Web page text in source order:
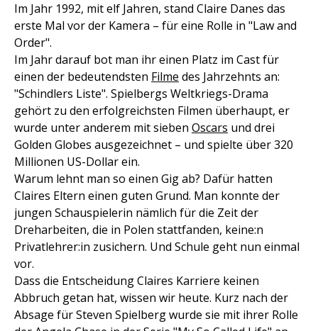
Im Jahr 1992, mit elf Jahren, stand Claire Danes das
erste Mal vor der Kamera – für eine Rolle in "Law and
Order".
Im Jahr darauf bot man ihr einen Platz im Cast für
einen der bedeutendsten Filme des Jahrzehnts an:
"Schindlers Liste". Spielbergs Weltkriegs-Drama
gehört zu den erfolgreichsten Filmen überhaupt, er
wurde unter anderem mit sieben Oscars und drei
Golden Globes ausgezeichnet – und spielte über 320
Millionen US-Dollar ein.
Warum lehnt man so einen Gig ab? Dafür hatten
Claires Eltern einen guten Grund. Man konnte der
jungen Schauspielerin nämlich für die Zeit der
Dreharbeiten, die in Polen stattfanden, keine:n
Privatlehrer:in zusichern. Und Schule geht nun einmal
vor.
Dass die Entscheidung Claires Karriere keinen
Abbruch getan hat, wissen wir heute. Kurz nach der
Absage für Steven Spielberg wurde sie mit ihrer Rolle